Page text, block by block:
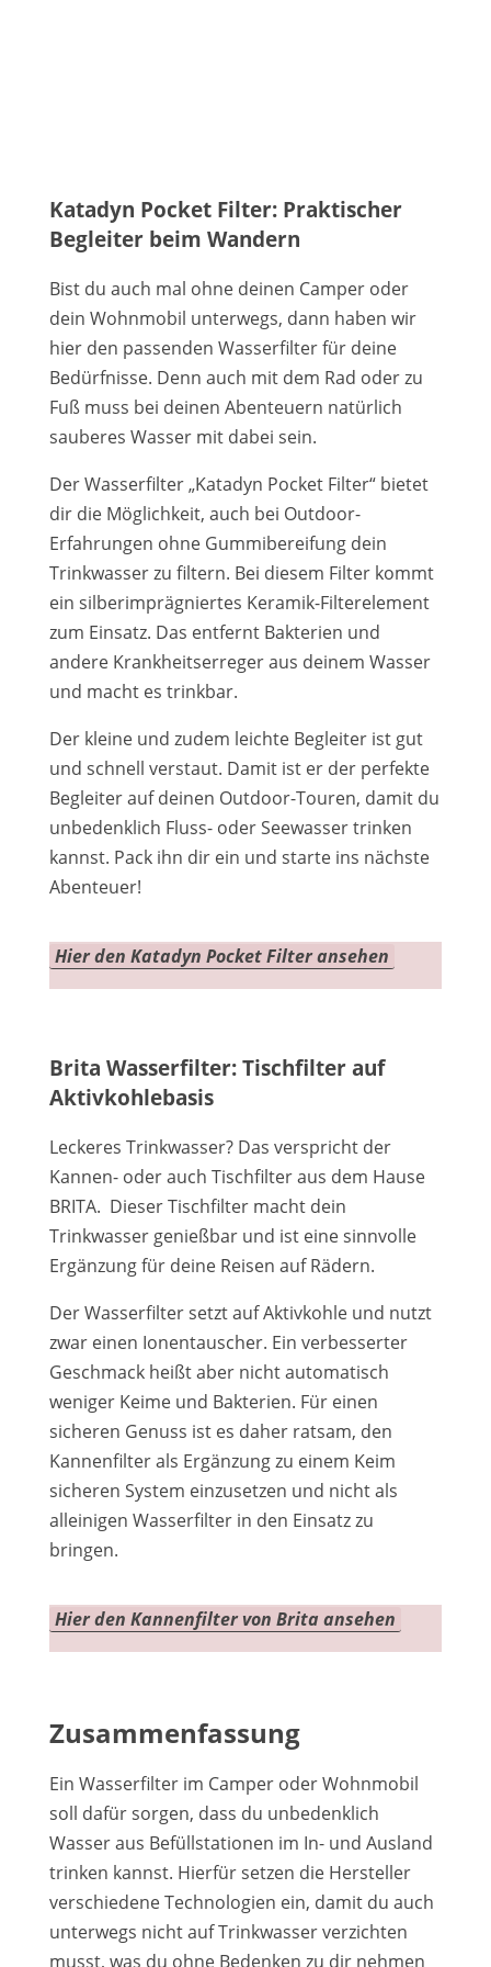
Katadyn Pocket Filter: Praktischer
Begleiter beim Wandern
Bist du auch mal ohne deinen Camper oder
dein Wohnmobil unterwegs, dann haben wir
hier den passenden Wasserfilter für deine
Bedürfnisse. Denn auch mit dem Rad oder zu
Fuß muss bei deinen Abenteuern natürlich
sauberes Wasser mit dabei sein.
Der Wasserfilter „Katadyn Pocket Filter“ bietet
dir die Möglichkeit, auch bei Outdoor-
Erfahrungen ohne Gummibereifung dein
Trinkwasser zu filtern. Bei diesem Filter kommt
ein silberimprägniertes Keramik-Filterelement
zum Einsatz. Das entfernt Bakterien und
andere Krankheitserreger aus deinem Wasser
und macht es trinkbar.
Der kleine und zudem leichte Begleiter ist gut
und schnell verstaut. Damit ist er der perfekte
Begleiter auf deinen Outdoor-Touren, damit du
unbedenklich Fluss- oder Seewasser trinken
kannst. Pack ihn dir ein und starte ins nächste
Abenteuer!
Hier den Katadyn Pocket Filter ansehen
Brita Wasserfilter: Tischfilter auf
Aktivkohlebasis
Leckeres Trinkwasser? Das verspricht der
Kannen- oder auch Tischfilter aus dem Hause
BRITA. Dieser Tischfilter macht dein
Trinkwasser genießbar und ist eine sinnvolle
Ergänzung für deine Reisen auf Rädern.
Der Wasserfilter setzt auf Aktivkohle und nutzt
zwar einen Ionentauscher. Ein verbesserter
Geschmack heißt aber nicht automatisch
weniger Keime und Bakterien. Für einen
sicheren Genuss ist es daher ratsam, den
Kannenfilter als Ergänzung zu einem Keim
sicheren System einzusetzen und nicht als
alleinigen Wasserfilter in den Einsatz zu
bringen.
Hier den Kannenfilter von Brita ansehen
Zusammenfassung
Ein Wasserfilter im Camper oder Wohnmobil
soll dafür sorgen, dass du unbedenklich
Wasser aus Befüllstationen im In- und Ausland
trinken kannst. Hierfür setzen die Hersteller
verschiedene Technologien ein, damit du auch
unterwegs nicht auf Trinkwasser verzichten
musst, was du ohne Bedenken zu dir nehmen